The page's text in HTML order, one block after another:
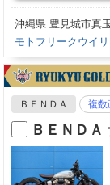
沖縄県 豊見城市真
モトフリークウイ
ＢＥＮＤＡ 複数
ＢＥＮＤＡ